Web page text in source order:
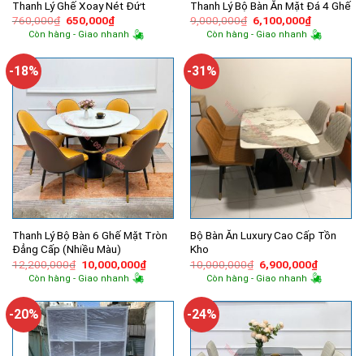
Thanh Lý Ghế Xoay Nét Đứt
760,000₫ Giá
gốc
là:
650,000₫Giá
hiện
tại
650,000₫.
Còn hàng - Giao nhanh
Thanh Lý Bộ Bàn Ăn Mặt Đá 4 Ghế
9,000,000₫ Giá
gốc
là:
6,100,000₫Giá
hiện
tại
Còn hàng - Giao nhanh
-18%
Thanh Lý Bộ Bàn 6 Ghế Mặt Tròn
Đẳng Cấp (Nhiều Màu)
12,200,000₫ Giá
gốc
là:
10,000,000₫Giá
hiện
10,000,000₫.
Còn hàng - Giao nhanh
-31%
Bộ Bàn Ăn Luxury Cao Cấp Tồn
Kho
10,000,000₫ Giá
gốc
là:
6,900,000₫Giá
hiện
tại
Còn hàng - Giao nhanh
-20% -24%